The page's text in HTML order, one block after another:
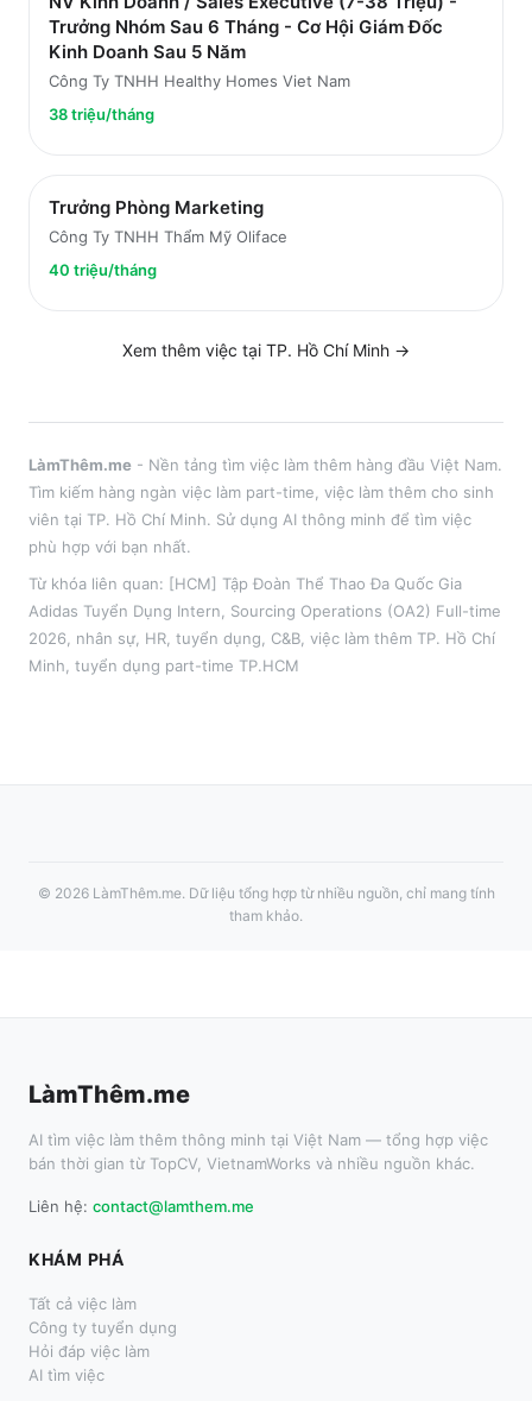
Trưởng Nhóm Sau 6 Tháng - Cơ Hội Giám Đốc
Kinh Doanh Sau 5 Năm
Công Ty TNHH Healthy Homes Viet Nam
38 triệu/tháng
Trưởng Phòng Marketing
Công Ty TNHH Thẩm Mỹ Oliface
40 triệu/tháng
Xem thêm việc tại TP. Hồ Chí Minh →
LàmThêm.me - Nền tảng tìm việc làm thêm hàng đầu Việt Nam.
Tìm kiếm hàng ngàn việc làm part-time, việc làm thêm cho sinh
viên tại TP. Hồ Chí Minh. Sử dụng AI thông minh để tìm việc
phù hợp với bạn nhất.
Từ khóa liên quan: [HCM] Tập Đoàn Thể Thao Đa Quốc Gia
Adidas Tuyển Dụng Intern, Sourcing Operations (OA2) Full-time
2026
nhân sự, HR, tuyển dụng, C&B , việc làm thêm TP. Hồ Chí
Minh , tuyển dụng part-time TP.HCM
© 2026 LàmThêm.me. Dữ liệu tổng hợp từ nhiều nguồn, chỉ mang tính
tham khảo.
LàmThêm.me
AI tìm việc làm thêm thông minh tại Việt Nam — tổng hợp việc
bán thời gian từ TopCV, VietnamWorks và nhiều nguồn khác.
Liên hệ: contact@lamthem.me
KHÁM PHÁ
Tất cả việc làm
Công ty tuyển dụng
Hỏi đáp việc làm
AI tìm việc